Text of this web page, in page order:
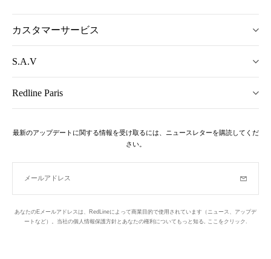
カスタマーサービス
S.A.V
Redline Paris
最新のアップデートに関する情報を受け取るには、ニュースレターを購読してくだ
さい。
メールアドレス
あなたのEメールアドレスは、RedLineによって商業目的で使用されています（ニュース、アップデ
ートなど）。当社の個人情報保護方針とあなたの権利についてもっと知る,
ここをクリック